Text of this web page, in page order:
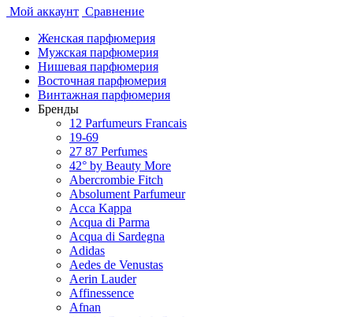
Мой аккаунт Сравнение
Женская парфюмерия
Мужская парфюмерия
Нишевая парфюмерия
Восточная парфюмерия
Винтажная парфюмерия
Бренды
12 Parfumeurs Francais
19-69
27 87 Perfumes
42° by Beauty More
Abercrombie Fitch
Absolument Parfumeur
Acca Kappa
Acqua di Parma
Acqua di Sardegna
Adidas
Aedes de Venustas
Aerin Lauder
Affinessence
Afnan